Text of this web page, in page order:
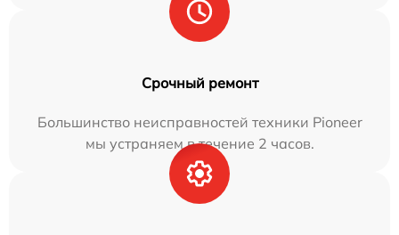
Срочный ремонт
Большинство неисправностей техники Pioneer
мы устраняем в течение 2 часов.